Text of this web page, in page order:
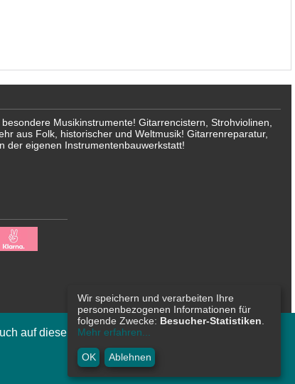
auf dieser Internetseite zu
Musikinstrumente! Gitarrencistern, Strohviolinen,
aus Folk, historischer und Weltmusik! Gitarrenreparatur,
der eigenen Instrumentenbauwerkstatt!
Wir speichern und verarbeiten Ihre
personenbezogenen Informationen für
folgende Zwecke: Besucher-Statistiken
Mehr erfahren...
OK Ablehnen